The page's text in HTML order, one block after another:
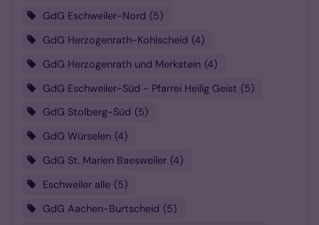
GdG Eschweiler-Nord 5
GdG Herzogenrath-Kohlscheid 4
GdG Herzogenrath und Merkstein 4
GdG Eschweiler-Süd - Pfarrei Heilig Geist 5
GdG Stolberg-Süd
5
GdG Würselen 4
GdG St. Marien Baesweiler 4
Eschweiler alle 5
GdG Aachen-Burtscheid 5